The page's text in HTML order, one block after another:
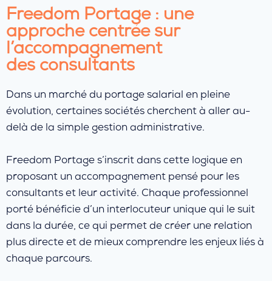
Freedom Portage : une
approche centrée sur
l’accompagnement
des consultants
Dans un marché du portage salarial en pleine
évolution, certaines sociétés cherchent à aller au-
delà de la simple gestion administrative.
Freedom Portage s’inscrit dans cette logique en
proposant un accompagnement pensé pour les
consultants et leur activité. Chaque professionnel
porté bénéficie d’un interlocuteur unique qui le suit
dans la durée, ce qui permet de créer une relation
plus directe et de mieux comprendre les enjeux liés à
chaque parcours.